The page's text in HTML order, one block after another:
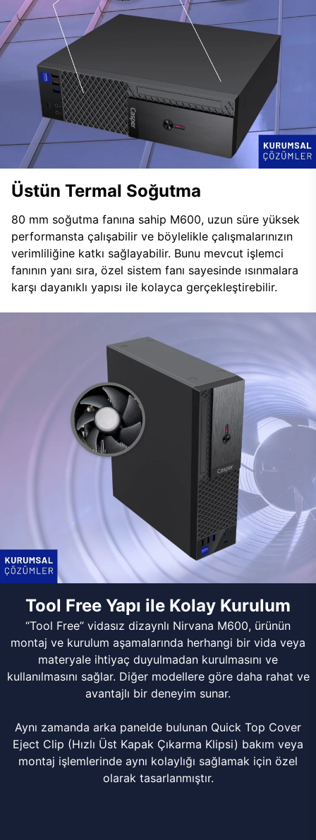
Üstün Termal Soğutma
80 mm soğutma fanına sahip M600, uzun süre yüksek
performansta çalışabilir ve böylelikle çalışmalarınızın
verimliliğine katkı sağlayabilir. Bunu mevcut işlemci
fanının yanı sıra, özel sistem fanı sayesinde ısınmalara
karşı dayanıklı yapısı ile kolayca gerçekleştirebilir.
Tool Free Yapı ile Kolay Kurulum
“Tool Free” vidasız dizaynlı Nirvana M600, ürünün
montaj ve kurulum aşamalarında herhangi bir vida veya
materyale ihtiyaç duyulmadan kurulmasını ve
kullanılmasını sağlar. Diğer modellere göre daha rahat ve
avantajlı bir deneyim sunar.
Aynı zamanda arka panelde bulunan Quick Top Cover
Eject Clip (Hızlı Üst Kapak Çıkarma Klipsi) bakım veya
montaj işlemlerinde aynı kolaylığı sağlamak için özel
olarak tasarlanmıştır.